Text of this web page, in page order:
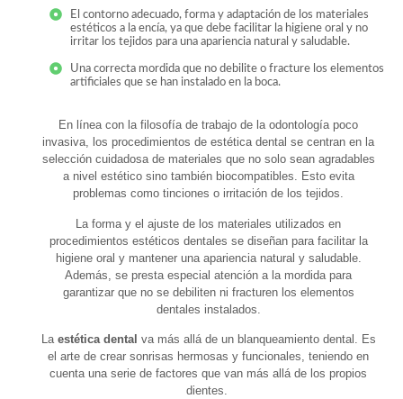
El contorno adecuado, forma y adaptación de los materiales
estéticos a la encía, ya que debe facilitar la higiene oral y no
irritar los tejidos para una apariencia natural y saludable.
Una correcta mordida que no debilite o fracture los elementos
artificiales que se han instalado en la boca.
En línea con la filosofía de trabajo de la odontología poco
invasiva, los procedimientos de estética dental se centran en la
selección cuidadosa de materiales que no solo sean agradables
a nivel estético sino también biocompatibles. Esto evita
problemas como tinciones o irritación de los tejidos.
La forma y el ajuste de los materiales utilizados en
procedimientos estéticos dentales se diseñan para facilitar la
higiene oral y mantener una apariencia natural y saludable.
Además, se presta especial atención a la mordida para
garantizar que no se debiliten ni fracturen los elementos
dentales instalados.
La estética dental va más allá de un blanqueamiento dental. Es
el arte de crear sonrisas hermosas y funcionales, teniendo en
cuenta una serie de factores que van más allá de los propios
dientes.